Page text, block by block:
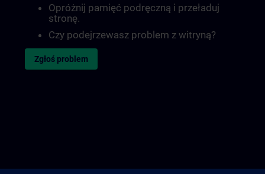
Opróżnij pamięć podręczną i przeładuj
stronę.
Czy podejrzewasz problem z witryną?
Zgłoś problem